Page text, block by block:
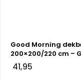
Good Morning
200×200/220 cm –
41,95